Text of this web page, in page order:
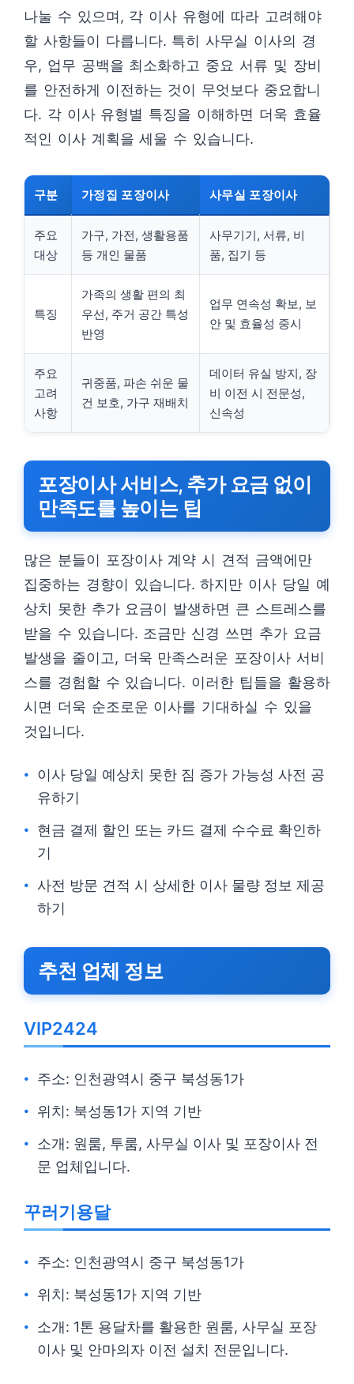
나눌 수 있으며, 각 이사 유형에 따라 고려해야
할 사항들이 다릅니다. 특히 사무실 이사의 경
우, 업무 공백을 최소화하고 중요 서류 및 장비
를 안전하게 이전하는 것이 무엇보다 중요합니
다. 각 이사 유형별 특징을 이해하면 더욱 효율
적인 이사 계획을 세울 수 있습니다.
구분 가정집 포장이사 사무실 포장이사
주요
대상
가구, 가전, 생활용품
등 개인 물품
사무기기, 서류, 비
품, 집기 등
특징
가족의 생활 편의 최
우선, 주거 공간 특성
반영
업무 연속성 확보, 보
안 및 효율성 중시
주요
고려
사항
귀중품, 파손 쉬운 물
건 보호, 가구 재배치
데이터 유실 방지, 장
비 이전 시 전문성,
신속성
포장이사 서비스, 추가 요금 없이
만족도를 높이는 팁
많은 분들이 포장이사 계약 시 견적 금액에만
집중하는 경향이 있습니다. 하지만 이사 당일 예
상치 못한 추가 요금이 발생하면 큰 스트레스를
받을 수 있습니다. 조금만 신경 쓰면 추가 요금
발생을 줄이고, 더욱 만족스러운 포장이사 서비
스를 경험할 수 있습니다. 이러한 팁들을 활용하
시면 더욱 순조로운 이사를 기대하실 수 있을
것입니다.
이사 당일 예상치 못한 짐 증가 가능성 사전 공
유하기
현금 결제 할인 또는 카드 결제 수수료 확인하
기
사전 방문 견적 시 상세한 이사 물량 정보 제공
하기
추천 업체 정보
VIP2424
주소: 인천광역시 중구 북성동1가
위치: 북성동1가 지역 기반
소개: 원룸, 투룸, 사무실 이사 및 포장이사 전
문 업체입니다.
꾸러기용달
주소: 인천광역시 중구 북성동1가
위치: 북성동1가 지역 기반
소개: 1톤 용달차를 활용한 원룸, 사무실 포장
이사 및 안마의자 이전 설치 전문입니다.